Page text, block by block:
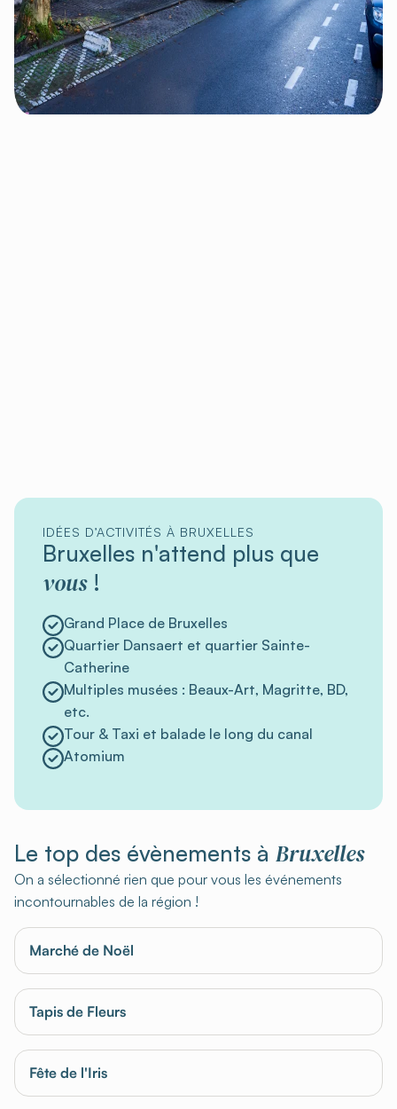
IDÉES D’ACTIVITÉS À BRUXELLES
Bruxelles n'attend plus que
vous!
Grand Place de Bruxelles
Quartier Dansaert et quartier Sainte-
Catherine
Multiples musées : Beaux-Art, Magritte, BD,
etc.
Tour & Taxi et balade le long du canal
Atomium
Le top des évènements à Bruxelles
On a sélectionné rien que pour vous les événements
incontournables de la région !
Marché de Noël
Tapis de Fleurs
Fête de l'Iris